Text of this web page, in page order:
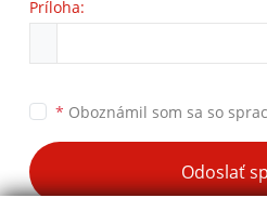
Príloha:
* Oboznámil som sa so
Odoslať